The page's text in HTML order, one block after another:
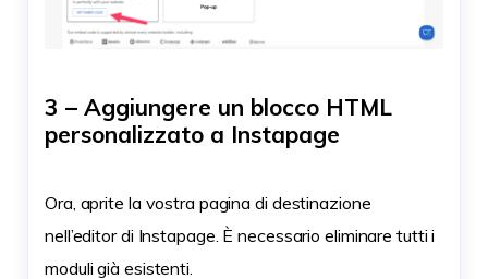
3 – Aggiungere un blocco HTML
personalizzato a Instapage
Ora, aprite la vostra pagina di destinazione
nell’editor di Instapage. È necessario eliminare tutti i
moduli già esistenti.